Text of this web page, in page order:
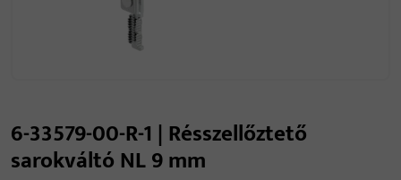
6-33579-00-R-1 | Résszellőztető
sarokváltó NL 9 mm